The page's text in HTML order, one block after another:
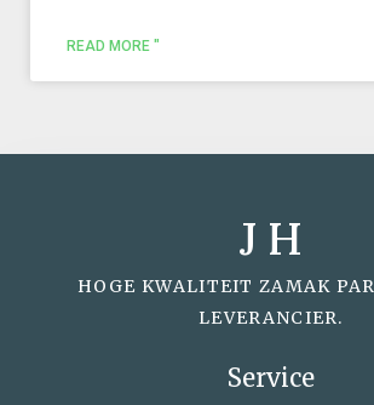
READ MORE "
J H
HOGE KWALITEIT ZAMAK
LEVERANCIER.
Service